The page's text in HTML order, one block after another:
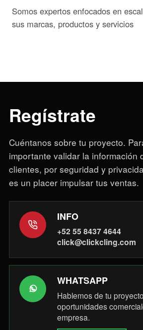
Somos expertos enfocados en
sus marcas, productos y servicios
Regístrate
Cuéntanos sobre tu proyecto.
importante validar la información
clientes, por seguridad y
es un placer impulsar tus ventas.
INFO
+52 55 8437 4644
click@clickcling.com
WHATSAPP
Hablemos de tu
oportunidades
empresa.